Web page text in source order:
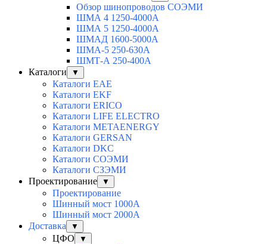
Обзор шинопроводов СОЭМИ
ШМА 4 1250-4000А
ШМА 5 1250-4000А
ШМАД 1600-5000А
ШМА-5 250-630А
ШМТ-А 250-400А
Каталоги
▼
Каталоги EAE
Каталоги EKF
Каталоги ERICO
Каталоги LIFE ELECTRO
Каталоги METAENERGY
Каталоги GERSAN
Каталоги DKC
Каталоги СОЭМИ
Каталоги СЗЭМИ
Проектирование
▼
Проектирование
Шинный мост 1000А
Шинный мост 2000А
Доставка
▼
ЦФО ▼